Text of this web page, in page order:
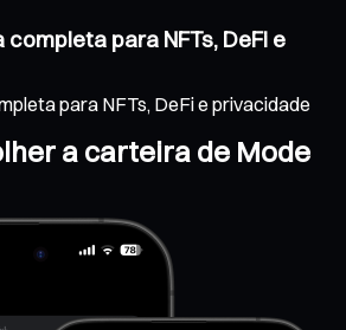
para NFTs, DeFi e
para NFTs, DeFi e privacidade
a carteira de Mode